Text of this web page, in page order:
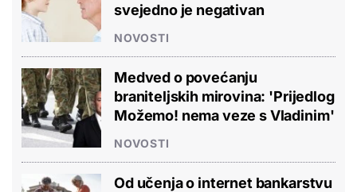
svejedno je negativan
NOVOSTI
Medved o povećanju
braniteljskih mirovina: 'Prijedlog
Možemo! nema veze s Vladinim'
NOVOSTI
Od učenja o internet bankarstvu